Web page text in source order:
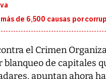
de 6,500 causas por
el Crimen
de capitales
apuntan ahora